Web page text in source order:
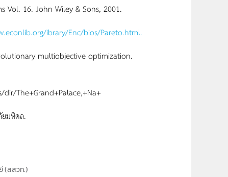
Vol. 16. John Wiley & Sons, 2001.
ibrary/Enc/bios/Pareto.html.
multiobjective optimization.
The+Grand+Palace,+Na+
มหิดล.
(สสวท.)